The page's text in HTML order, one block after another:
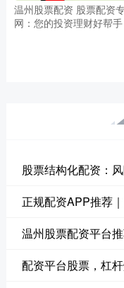
温州股票配资 股票配资
网：您的投资理财好帮手
股票结构化配资：
正规配资APP推荐
温州股票配资平台
配资平台股票，杠